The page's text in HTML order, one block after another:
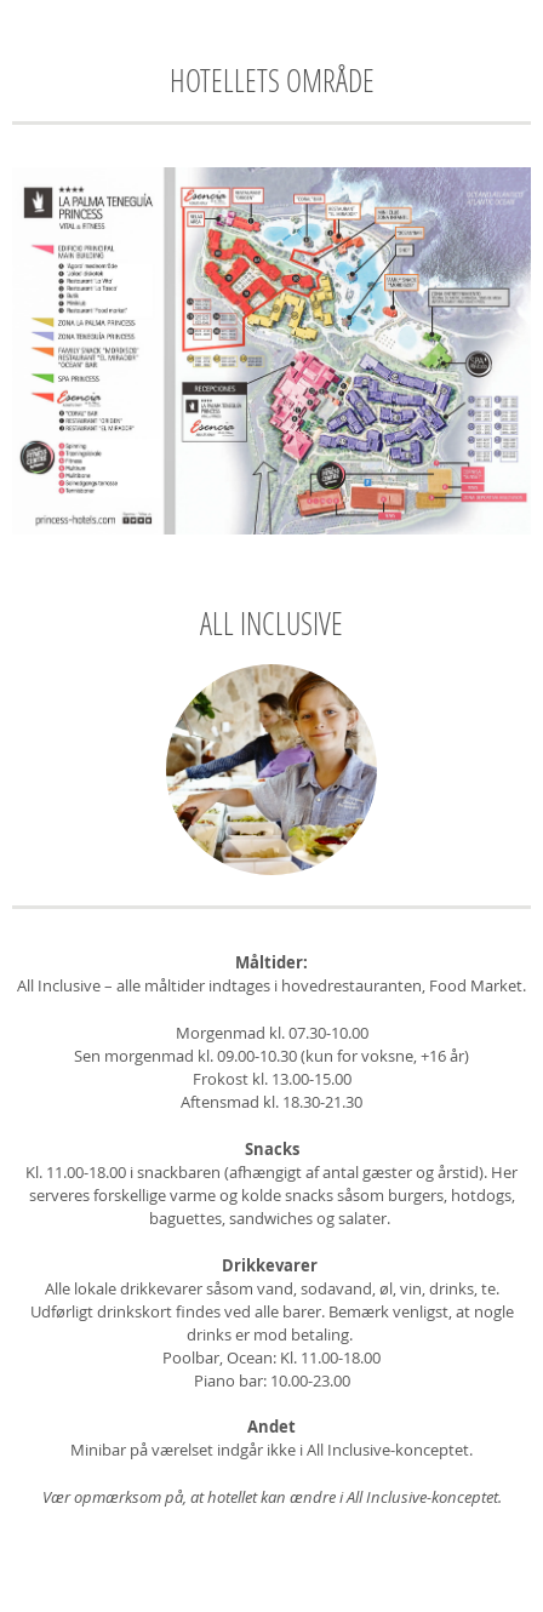
HOTELLETS OMRÅDE
ALL INCLUSIVE
Måltider:
All Inclusive – alle måltider indtages i hovedrestauranten, Food Market.
Morgenmad kl. 07.30-10.00
Sen morgenmad kl. 09.00-10.30 (kun for voksne, +16 år)
Frokost kl. 13.00-15.00
Aftensmad kl. 18.30-21.30
Snacks
Kl. 11.00-18.00 i snackbaren (afhængigt af antal gæster og årstid). Her
serveres forskellige varme og kolde snacks såsom burgers, hotdogs,
baguettes, sandwiches og salater.
Drikkevarer
Alle lokale drikkevarer såsom vand, sodavand, øl, vin, drinks, te.
Udførligt drinkskort findes ved alle barer. Bemærk venligst, at nogle
drinks er mod betaling.
Poolbar, Ocean: Kl. 11.00-18.00
Piano bar: 10.00-23.00
Andet
Minibar på værelset indgår ikke i All Inclusive-konceptet.
Vær opmærksom på, at hotellet kan ændre i All Inclusive-konceptet.